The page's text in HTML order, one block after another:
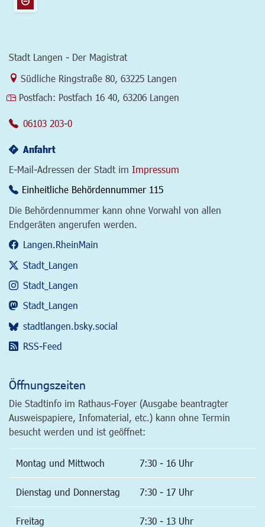
Stadt Langen - Der Magistrat
Link zur Google-Maps Navigation
Südliche Ringstraße 80 63225 Langen
Postfach: Postfach 16 40, 63206 Langen
06103 203-0
Anfahrt
E-Mail-Adressen der Stadt im Impressum
Einheitliche Behördennummer 115
Die Behördennummer kann ohne Vorwahl von allen
Endgeräten angerufen werden.
Langen.RheinMain
Stadt_Langen
Stadt_Langen
Stadt_Langen
stadtlangen.bsky.social
RSS-Feed
Öffnungszeiten
Die Stadtinfo im Rathaus-Foyer (Ausgabe beantragter
Ausweispapiere, Infomaterial, etc.) kann ohne Termin
besucht werden und ist geöffnet:
Montag und Mittwoch 7:30 - 16 Uhr
Dienstag und Donnerstag 7:30 - 17 Uhr
Freitag 7:30 - 13 Uhr